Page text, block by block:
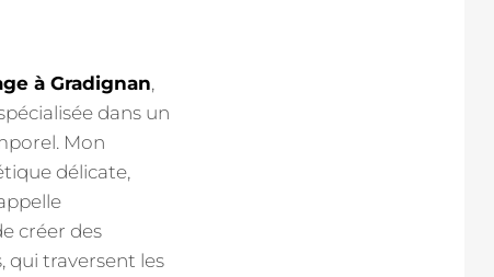
à Gradignan,
dans un
Mon
délicate,
créer des
qui traversent les